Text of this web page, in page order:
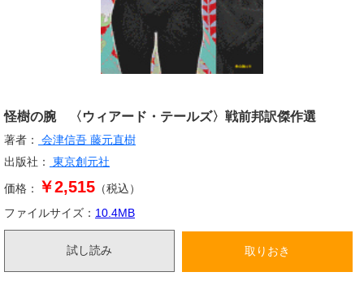
怪樹の腕 〈ウィアード・テールズ〉戦前邦訳傑作選
著者： 会津信吾 藤元直樹
出版社：
東京創元社
価格： ￥2,515 （税込）
ファイルサイズ： 10.4MB
試し読み 取りおき